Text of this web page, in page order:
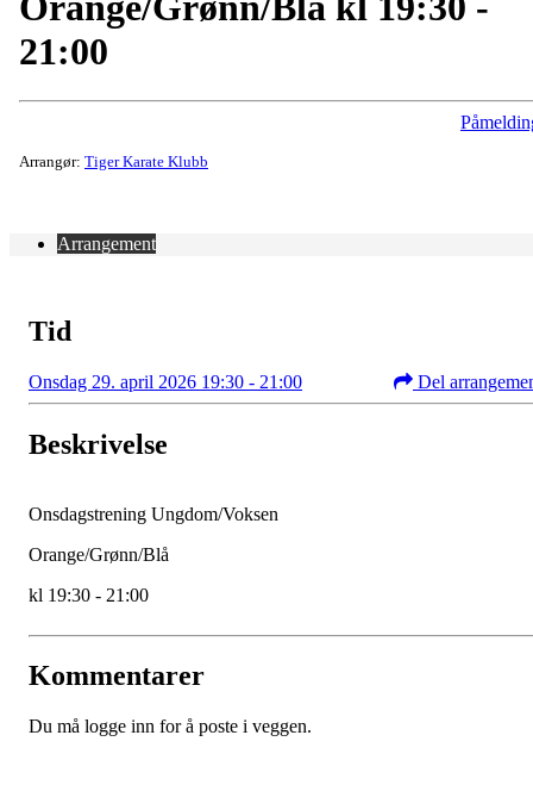
21:00
Arrangør: Tiger Karate Klubb
Arrangement
Tid
Onsdag 29. april 2026 19:30 - 21:00 Del
Beskrivelse
Onsdagstrening Ungdom/Voksen
Orange/Grønn/Blå
kl 19:30 - 21:00
Kommentarer
Du må logge inn for å poste i veggen.